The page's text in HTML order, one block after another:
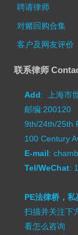
聘请律师
对赌回购合集
客户及网友评价
联系律师
Add: 上海市
邮编:200120
9th/24th/25th
100 Century
E-mail:
Tel/WeChat:
PE法律桥，
扫描并关注下
看怎么咨询